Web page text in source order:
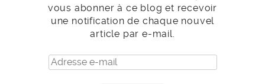
vous abonner à ce blog et recevoir
une notification de chaque nouvel
article par e-mail.
Adresse
e-